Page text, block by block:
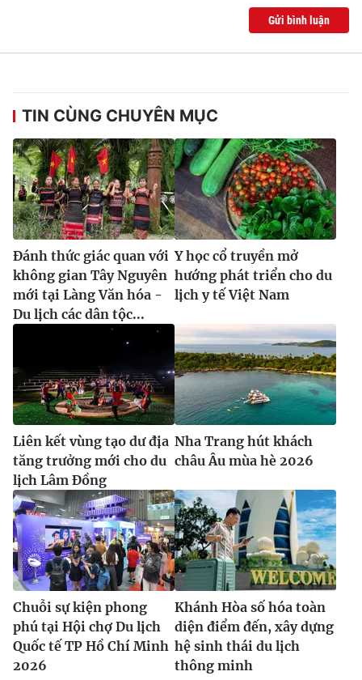
Gửi bình luận
TIN CÙNG CHUYÊN MỤC
Đánh thức giác quan với
không gian Tây Nguyên
mới tại Làng Văn hóa -
Du lịch các dân tộc...
Y học cổ truyền mở
hướng phát triển cho du
lịch y tế Việt Nam
Liên kết vùng tạo dư địa
tăng trưởng mới cho du
lịch Lâm Đồng
Nha Trang hút khách
châu Âu mùa hè 2026
Chuỗi sự kiện phong
phú tại Hội chợ Du lịch
Quốc tế TP Hồ Chí Minh
2026
Khánh Hòa số hóa toàn
diện điểm đến, xây dựng
hệ sinh thái du lịch
thông minh